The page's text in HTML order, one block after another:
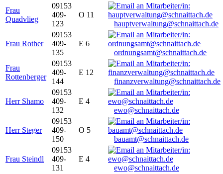
Frau
Quadvlieg
09153
409-
123
O 11
hauptverwaltung@schnaittach.de
Frau Rother
09153
409-
135
E 6
ordnungsamt@schnaittach.de
Frau
Rottenberger
09153
409-
144
E 12
finanzverwaltung@schnaittach.de
Herr Shamo
09153
409-
132
E 4
ewo@schnaittach.de
Herr Steger
09153
409-
150
O 5
bauamt@schnaittach.de
Frau Steindl
09153
409-
131
E 4
ewo@schnaittach.de